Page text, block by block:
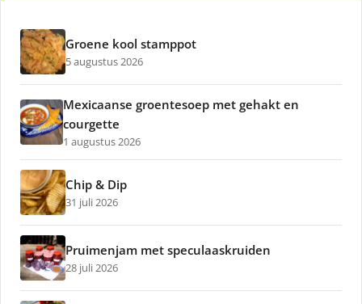
Groene kool stamppot
5 augustus 2026
Mexicaanse groentesoep met gehakt en
courgette
1 augustus 2026
Chip & Dip
31 juli 2026
Pruimenjam met speculaaskruiden
28 juli 2026